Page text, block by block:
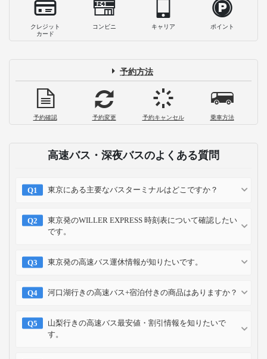
クレジット
カード
コンビニ キャリア ポイント
予約方法
予約確認 予約変更 予約キャンセル 乗車方法
高速バス・深夜バスのよくある質問
東京にある主要なバスターミナルはどこですか？
東京発のWILLER EXPRESS 時刻表について確認したい
です。
東京発の高速バス運休情報が知りたいです。
河口湖行きの高速バス+宿泊付きの商品はありますか？
山梨行きの高速バス最安値・割引情報を知りたいで
す。